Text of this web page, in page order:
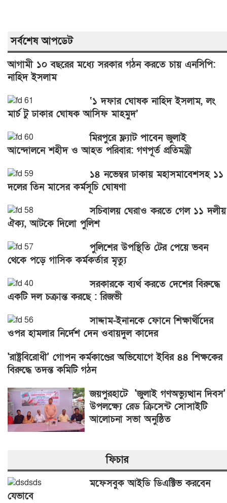
সর্বশেষ আপডেট
আগামী ১০ বছরের মধ্যে সরকার গঠন করতে চায় এনসিপি:
নাহিদ ইসলাম
‘১ দফার ঘোষক নাহিদ ইসলাম, লং
মার্চ টু ঢাকার ঘোষক আসিফ মাহমুদ’
মিরপুরে ফ্ল্যাট পাবেন জুলাই
আন্দোলনে শহীদ ও আহত পরিবার: গণপূর্ত প্রতিমন্ত্রী
১৪ নভেম্বর ঢাকায় মহাসমাবেশসহ ১১
দলের তিন মাসের কর্মসূচি ঘোষণা
সচিবালয় ঘেরাও করতে গেল ১১ দলীয়
ঐক্য, আটকে দিলো পুলিশ
পুলিশের উপস্থিতি টের পেয়ে ভবন
থেকে পড়ে গাসিক কর্মকর্তার মৃত্যু
সরকারকে ব্যর্থ করতে দেশের বিরুদ্ধে
একটি দল চক্রান্ত করছে : রিজভী
সাদ্দাম-ইনানকে ফোনে শিক্ষার্থীদের
ওপর হামলার নির্দেশ দেন ওবায়দুল কাদের
'রাষ্ট্রবিরোধী' গোপন কর্মকাণ্ডের অভিযোগে ইবির ৪৪ শিক্ষকের
বিরুদ্ধে তদন্ত কমিটি গঠন
জয়পুরহাটে 'জুলাই গণঅভ্যুত্থান দিবস'
উপলক্ষ্যে রেড ক্রিসেন্ট সোসাইটি
আলোচনা সভা অনুষ্ঠিত
ফিচার
মফেসবুক আইডি ডিএক্টিভ করবেন
যেভাবে